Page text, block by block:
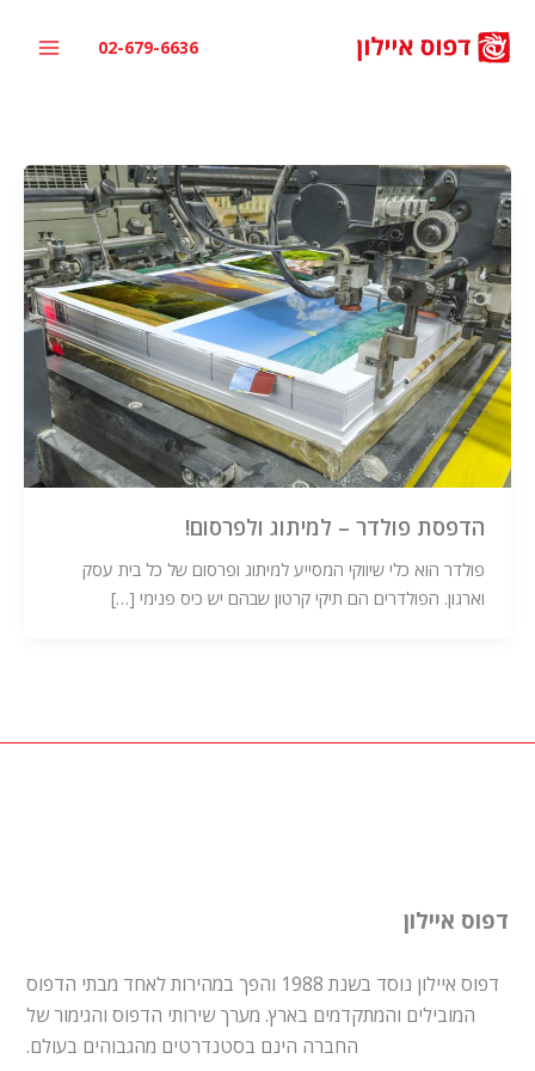
לתוכן
02-679-6636
הדפסת פולדר – למיתוג ולפרסום!
פולדר הוא כלי שיווקי המסייע למיתוג ופרסום של כל בית עסק
וארגון. הפולדרים הם תיקי קרטון שבהם יש כיס פנימי […]
דפוס איילון
דפוס איילון נוסד בשנת 1988 והפך במהירות לאחד מבתי הדפוס
המובילים והמתקדמים בארץ. מערך שירותי הדפוס והגימור של
החברה הינם בסטנדרטים מהגבוהים בעולם.